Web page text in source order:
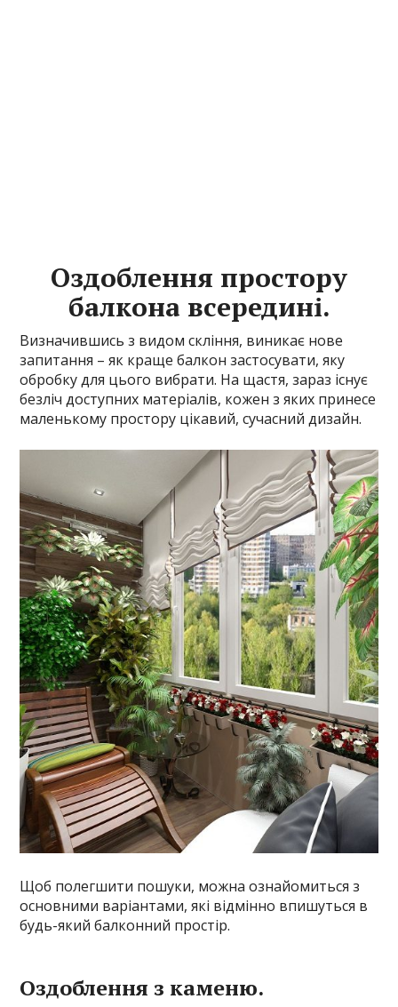
Оздоблення простору
балкона всередині.
Визначившись з видом скління, виникає нове
запитання – як краще балкон застосувати, яку
обробку для цього вибрати. На щастя, зараз існує
безліч доступних матеріалів, кожен з яких принесе
маленькому простору цікавий, сучасний дизайн.
Щоб полегшити пошуки, можна ознайомиться з
основними варіантами, які відмінно впишуться в
будь-який балконний простір.
Оздоблення з каменю.